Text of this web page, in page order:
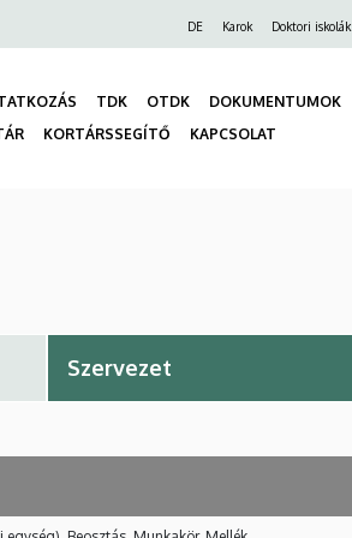
DE Karok Doktori iskolák
TDK OTDK DOKUMENTUMOK
KORTÁRSSEGÍTŐ KAPCSOLAT